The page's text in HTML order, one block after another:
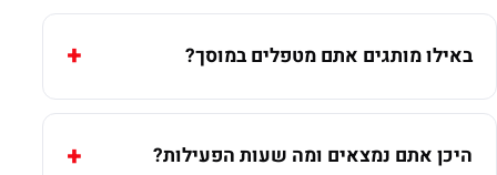
באילו מותגים אתם מטפלים במוסך?
היכן אתם נמצאים ומה שעות הפעילות?